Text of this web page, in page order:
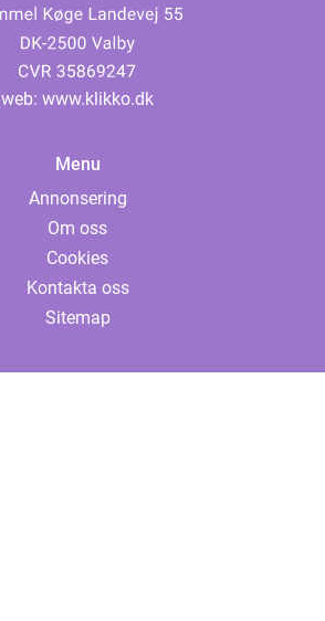
web: www.klikko.dk
Menu
Annonsering
Om oss
Cookies
Kontakta oss
Sitemap